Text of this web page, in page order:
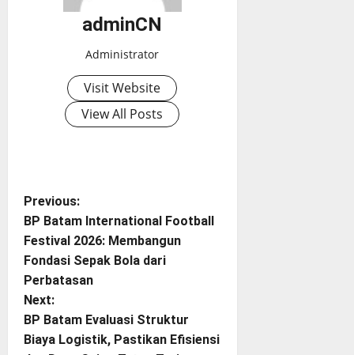
adminCN
Administrator
Visit Website
View All Posts
P
o
s
t
n
Previous:
BP Batam International Football
Festival 2026: Membangun
Fondasi Sepak Bola dari
Perbatasan
Next:
BP Batam Evaluasi Struktur
Biaya Logistik, Pastikan Efisiensi